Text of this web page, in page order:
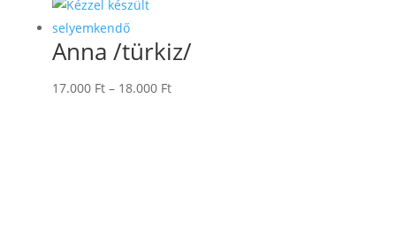
Anna /türkiz/
17.000 Ft – 18.000 FtÁrtartomány: